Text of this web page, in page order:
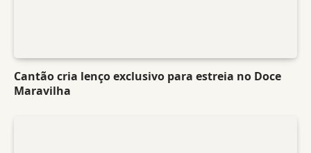
Cantão cria lenço exclusivo para estreia no Doce
Maravilha